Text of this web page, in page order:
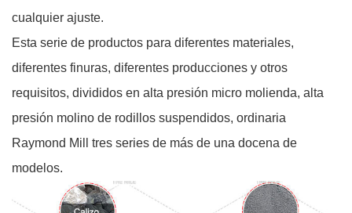
cualquier ajuste.
Esta serie de productos para diferentes materiales,
diferentes finuras, diferentes producciones y otros
requisitos, divididos en alta presión micro molienda, alta
presión molino de rodillos suspendidos, ordinaria
Raymond Mill tres series de más de una docena de
modelos.